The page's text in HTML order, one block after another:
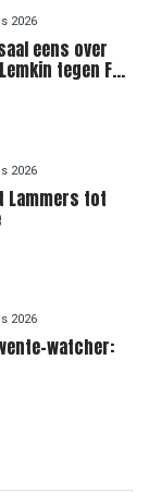
2026
eens over
tegen FC
2026
Lammers tot
2026
watcher: